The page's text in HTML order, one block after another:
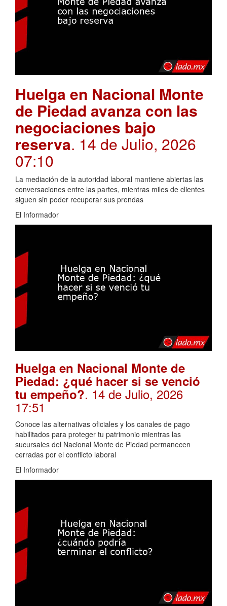
Huelga en Nacional Monte
de Piedad avanza con las
negociaciones bajo
reserva. 14 de Julio, 2026
07:10
La mediación de la autoridad laboral mantiene abiertas las
conversaciones entre las partes, mientras miles de clientes
siguen sin poder recuperar sus prendas
El Informador
Huelga en Nacional Monte de
Piedad: ¿qué hacer si se venció
tu empeño?. 14 de Julio, 2026
17:51
Conoce las alternativas oficiales y los canales de pago
habilitados para proteger tu patrimonio mientras las
sucursales del Nacional Monte de Piedad permanecen
cerradas por el conflicto laboral
El Informador